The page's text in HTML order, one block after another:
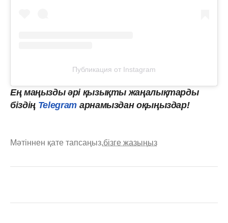
Публикация от Instagram
Ең маңызды әрі қызықты жаңалықтарды
біздің Telegram арнамыздан оқыңыздар!
Мәтіннен қате тапсаңыз,бізге жазыңыз